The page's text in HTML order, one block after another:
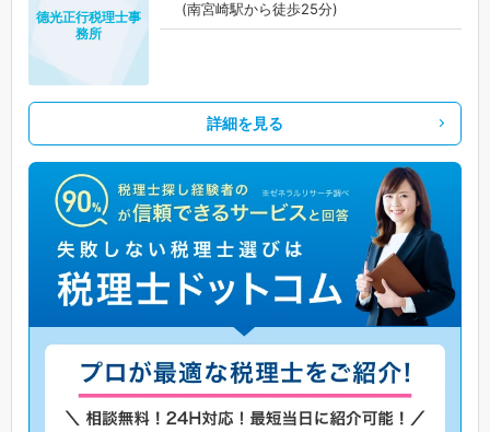
(南宮崎駅から徒歩25分)
德光正行税理士事
務所
詳細を見る